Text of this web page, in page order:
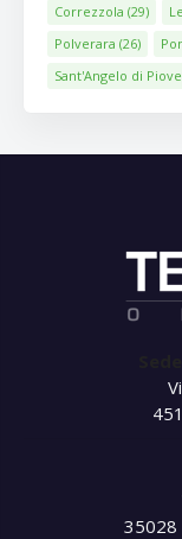
Correzzola (29)
Polverara (26)
Sant'Angelo di
35028